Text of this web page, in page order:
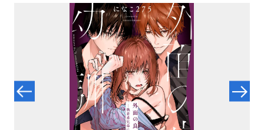
鉄道・バス
コミック・ラノベ